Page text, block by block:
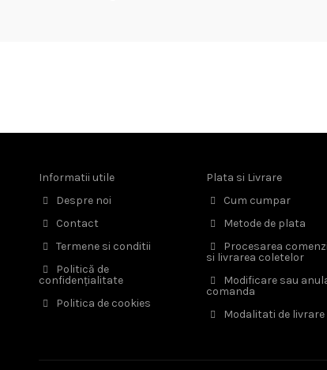
Informatii utile
Despre noi
Contact
Termene si conditii
Politică de
confidențialitate
Politica de cookies
Plata si Livrare
Cum cumpar
Metode de plata
Procesarea
si livrarea coletelor
Modificare sau
comanda
Modalitati de livrare